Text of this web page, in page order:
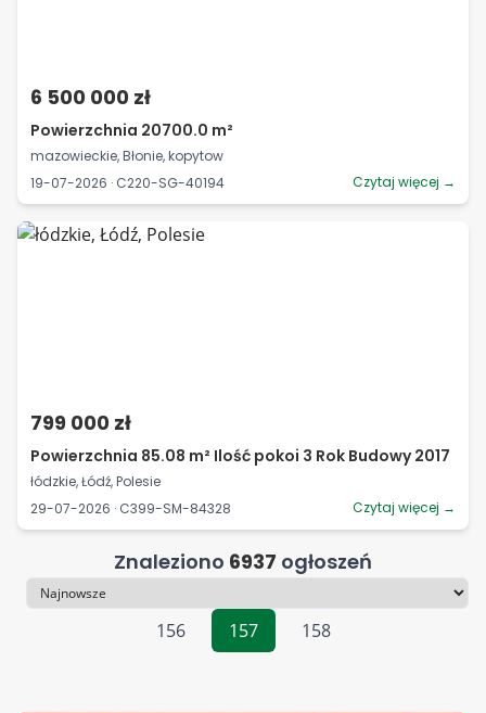
6 500 000 zł
Powierzchnia 20700.0 m²
mazowieckie, Błonie, kopytow
19-07-2026 · C220-SG-40194
Czytaj więcej →
799 000 zł
Powierzchnia 85.08 m² Ilość pokoi 3 Rok Budowy 2017
łódzkie, Łódź, Polesie
29-07-2026 · C399-SM-84328
Czytaj więcej →
Znaleziono 6937 ogłoszeń
Sortowanie
156
157 158